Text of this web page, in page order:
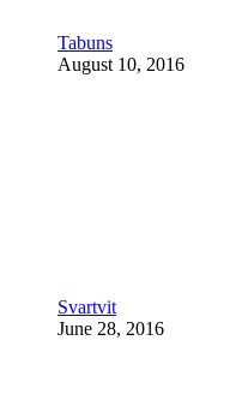
Tabuns
August 10, 2016
Svartvit
June 28, 2016